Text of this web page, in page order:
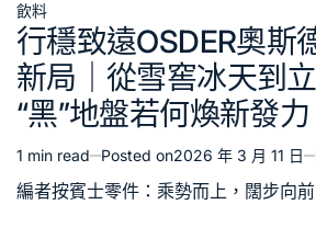
Posted
in
飲料
行穩致遠OSDER奧斯
新局｜從雪窖冰天到
“黑”地盤若何煥新發力
Estimated
read
1 min read Posted on2026 年 3 月 11 日
編者按賓士零件：乘勢而上，闊步向